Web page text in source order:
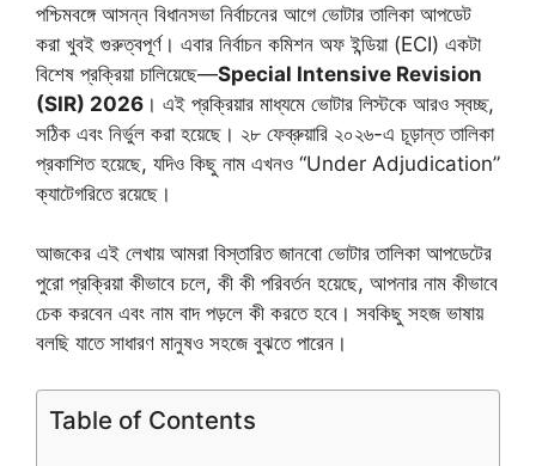
পশ্চিমবঙ্গে আসন্ন বিধানসভা নির্বাচনের আগে ভোটার তালিকা আপডেট
করা খুবই গুরুত্বপূর্ণ। এবার নির্বাচন কমিশন অফ ইন্ডিয়া (ECI) একটা
বিশেষ প্রক্রিয়া চালিয়েছে—Special Intensive Revision
(SIR) 2026 । এই প্রক্রিয়ার মাধ্যমে ভোটার লিস্টকে আরও স্বচ্ছ,
সঠিক এবং নির্ভুল করা হয়েছে। ২৮ ফেব্রুয়ারি ২০২৬-এ চূড়ান্ত তালিকা
প্রকাশিত হয়েছে, যদিও কিছু নাম এখনও “Under Adjudication”
ক্যাটেগরিতে রয়েছে।
আজকের এই লেখায় আমরা বিস্তারিত জানবো ভোটার তালিকা আপডেটের
পুরো প্রক্রিয়া কীভাবে চলে, কী কী পরিবর্তন হয়েছে, আপনার নাম কীভাবে
চেক করবেন এবং নাম বাদ পড়লে কী করতে হবে। সবকিছু সহজ ভাষায়
বলছি যাতে সাধারণ মানুষও সহজে বুঝতে পারেন।
Table of Contents